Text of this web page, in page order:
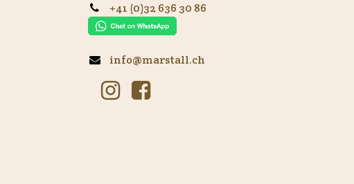
+41 (0)32 636 30 86
info@marstall.ch